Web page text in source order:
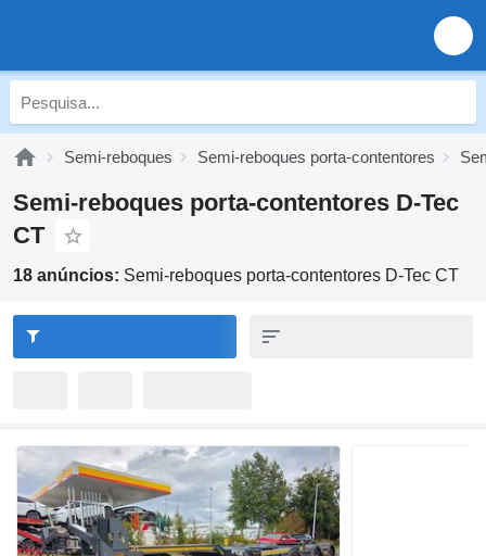
Semi-reboques Semi-reboques porta-contentores
Semi-reboques porta-contentores D-Tec
CT
18 anúncios: Semi-reboques porta-contentores D-Tec CT